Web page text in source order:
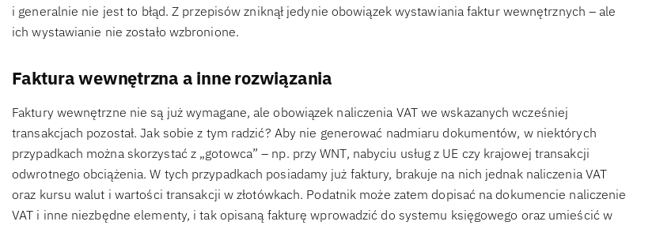
i generalnie nie jest to błąd. Z przepisów zniknął jedynie obowiązek wystawiania faktur wewnętrznych – ale
ich wystawianie nie zostało wzbronione.
Faktura wewnętrzna a inne rozwiązania
Faktury wewnętrzne nie są już wymagane, ale obowiązek naliczenia VAT we wskazanych wcześniej
transakcjach pozostał. Jak sobie z tym radzić? Aby nie generować nadmiaru dokumentów, w niektórych
przypadkach można skorzystać z „gotowca” – np. przy WNT, nabyciu usług z UE czy krajowej transakcji
odwrotnego obciążenia. W tych przypadkach posiadamy już faktury, brakuje na nich jednak naliczenia VAT
oraz kursu walut i wartości transakcji w złotówkach. Podatnik może zatem dopisać na dokumencie naliczenie
VAT i inne niezbędne elementy, i tak opisaną fakturę wprowadzić do systemu księgowego oraz umieścić w